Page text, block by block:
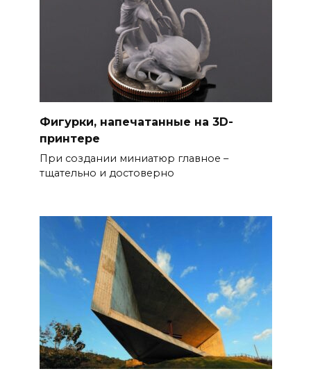
Фигурки, напечатанные на 3D-
принтере
При создании миниатюр главное –
тщательно и достоверно